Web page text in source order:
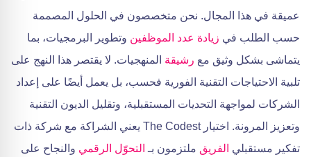
عميقة في هذا المجال. نحن متخصصون في الحلول المصممة
حسب الطلب في زيادة عدد الموظفين وتطوير البرمجيات، بما
يتماشى بشكل وثيق مع رشيقة المنهجيات. لا يقتصر هذا النهج على
تلبية الاحتياجات التقنية الفورية فحسب، بل يعمل أيضًا على إعداد
الشركات لمواجهة التحديات المستقبلية، وتقليل الديون التقنية
وتعزيز المرونة. اختيار The Codest يعني الشراكة مع شركة ذات
تفكير مستقبلي الفريق ملتزمون بـ التحوّل الرقمي والنجاح على